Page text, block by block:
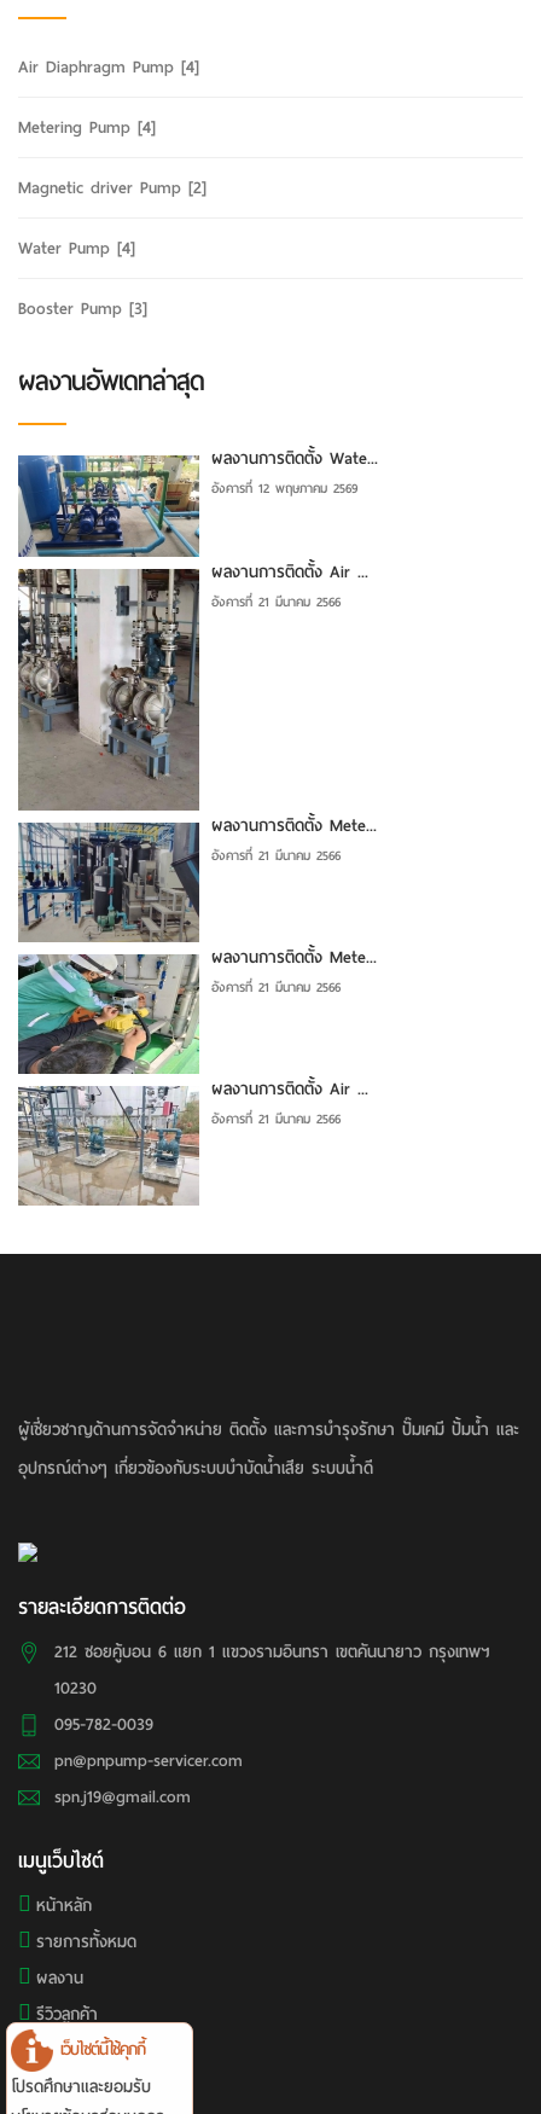
Air Diaphragm Pump [4]
Metering Pump [4]
Magnetic driver Pump [2]
Water Pump [4]
Booster Pump [3]
ผลงานอัพเดทล่าสุด
ผลงานการติดตั้ง Wate...
อังคารที่ 12 พฤษภาคม 2569
ผลงานการติดตั้ง Air ...
อังคารที่ 21 มีนาคม 2566
ผลงานการติดตั้ง Mete...
อังคารที่ 21 มีนาคม 2566
ผลงานการติดตั้ง Mete...
อังคารที่ 21 มีนาคม 2566
ผลงานการติดตั้ง Air ...
อังคารที่ 21 มีนาคม 2566
ผู้เชี่ยวชาญด้านการจัดจำหน่าย ติดตั้ง และการบำรุงรักษา ปั๊มเคมี ปั้มน้ำ และ
อุปกรณ์ต่างๆ เกี่ยวข้องกับระบบบำบัดน้ำเสีย ระบบน้ำดี
รายละเอียดการติดต่อ
212 ซอยคู้บอน 6 แยก 1 แขวงรามอินทรา เขตคันนายาว กรุงเทพฯ
10230
095-782-0039
pn@pnpump-servicer.com
spn.j19@gmail.com
เมนูเว็บไซต์
หน้าหลัก
รายการทั้งหมด
ผลงาน
รีวิวลูกค้า
ติดต่อเรา
เว็บไซต์นี้ใช้คุกกี้
โปรดศึกษาและยอมรับ